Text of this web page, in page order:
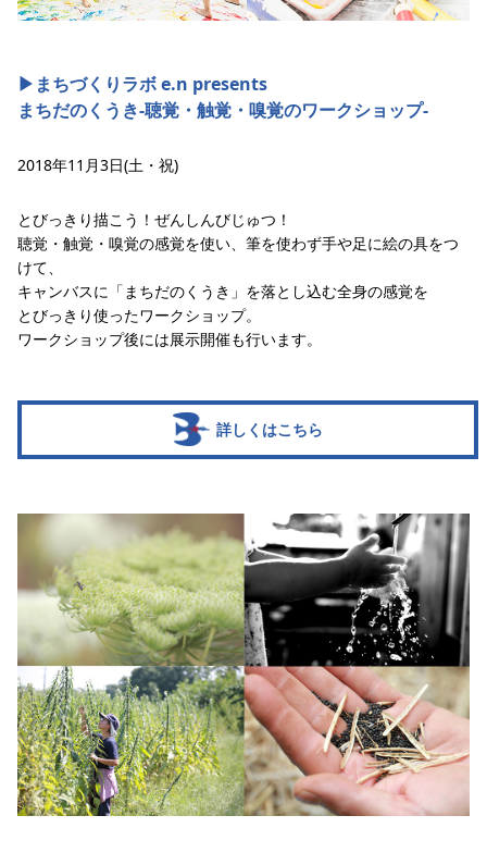
▶︎まちづくりラボ e.n presents
まちだのくうき-聴覚・触覚・嗅覚のワークショップ-
2018年11月3日(土・祝)
とびっきり描こう！ぜんしんびじゅつ！
聴覚・触覚・嗅覚の感覚を使い、筆を使わず手や足に絵の具をつ
けて、
キャンバスに「まちだのくうき」を落とし込む全身の感覚を
とびっきり使ったワークショップ。
ワークショップ後には展示開催も行います。
詳しくはこちら